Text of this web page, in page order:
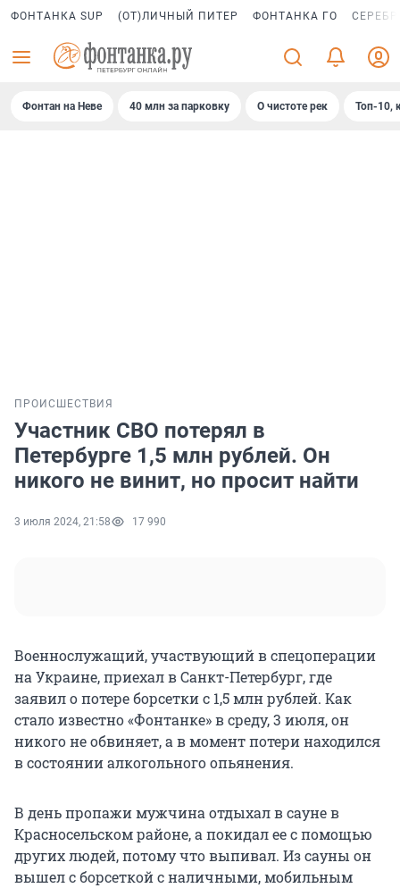
ФОНТАНКА SUP (ОТ)ЛИЧНЫЙ ПИТЕР ФОНТАНКА ГО
Фонтан на Неве 40 млн за парковку О чистоте рек Топ-10,
ПРОИСШЕСТВИЯ
Участник СВО потерял в
Петербурге 1,5 млн рублей. Он
никого не винит, но просит найти
3 июля 2024, 21:58 17 990
Военнослужащий, участвующий в спецоперации
на Украине, приехал в Санкт-Петербург, где
заявил о потере борсетки с 1,5 млн рублей. Как
стало известно «Фонтанке» в среду, 3 июля, он
никого не обвиняет, а в момент потери находился
в состоянии алкогольного опьянения.
В день пропажи мужчина отдыхал в сауне в
Красносельском районе, а покидал ее с помощью
других людей, потому что выпивал. Из сауны он
вышел с борсеткой с наличными, мобильным